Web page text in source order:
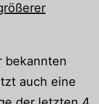
bekannten
auch eine